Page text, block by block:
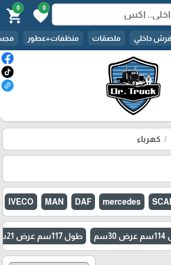
0
favorite
0
shopping_cart
فرش داخلي ملصقات منظفات+عطور
كهرباء
mercedes
DAF
MAN
IVECO
طول 117سم عرض 21سم